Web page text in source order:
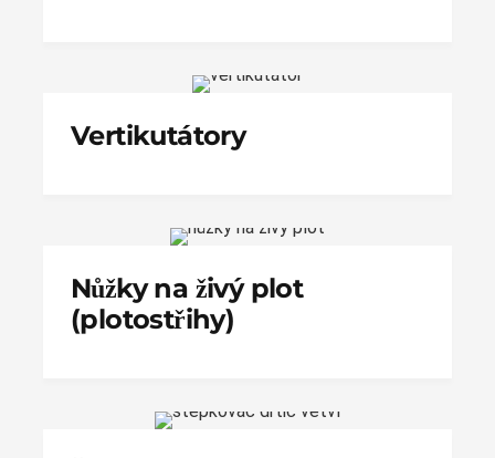
Vertikutátory
Nůžky na živý plot
(plotostřihy)